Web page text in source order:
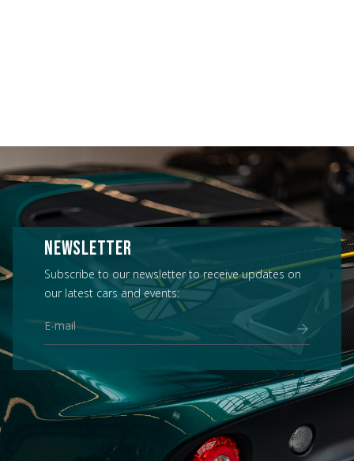
NEWSLETTER
Subscribe to our newsletter to receive updates on
our latest cars and events: